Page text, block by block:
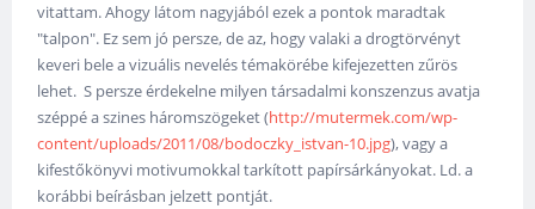
vitattam. Ahogy látom nagyjából ezek a pontok maradtak
"talpon". Ez sem jó persze, de az, hogy valaki a drogtörvényt
keveri bele a vizuális nevelés témakörébe kifejezetten zűrös
lehet. S persze érdekelne milyen társadalmi konszenzus avatja
széppé a szines háromszögeket (http://mutermek.com/wp-
content/uploads/2011/08/bodoczky_istvan-10.jpg), vagy a
kifestőkönyvi motivumokkal tarkított papírsárkányokat. Ld. a
korábbi beírásban jelzett pontját.